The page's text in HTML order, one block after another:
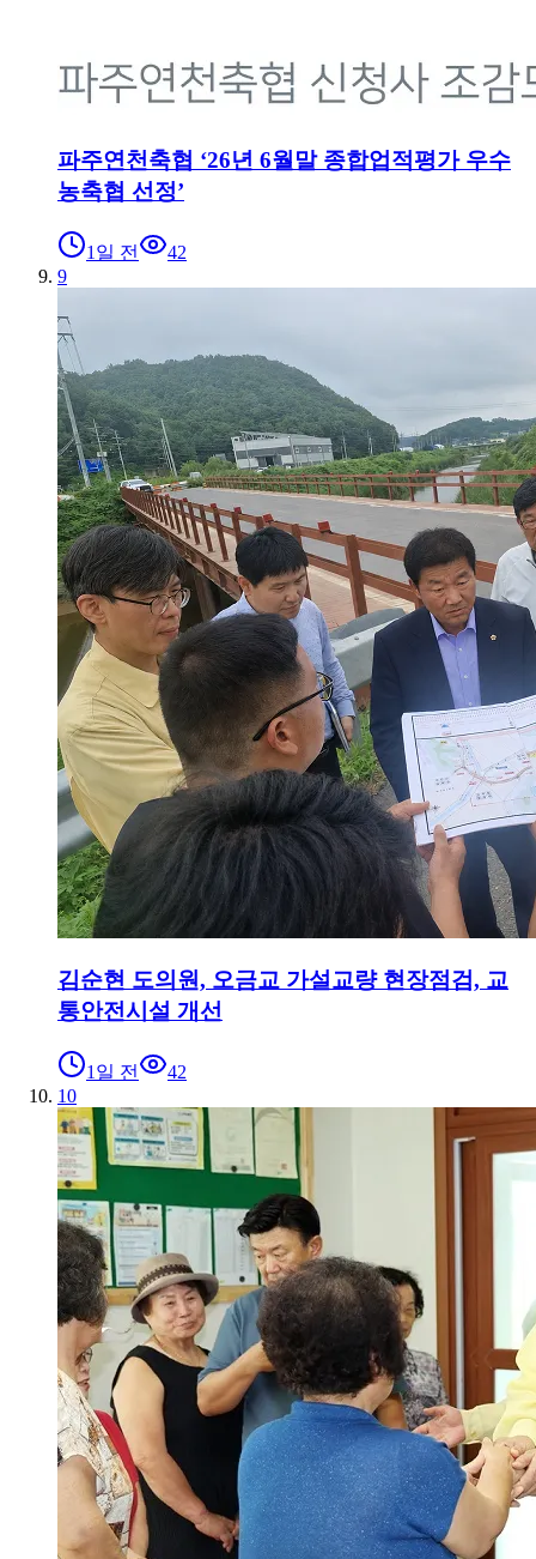
파주연천축협 ‘26년 6월말 종합업적평가 우수
농축협 선정’
1일 전
42
9
김순현 도의원, 오금교 가설교량 현장점검, 교
통안전시설 개선
1일 전
42
10